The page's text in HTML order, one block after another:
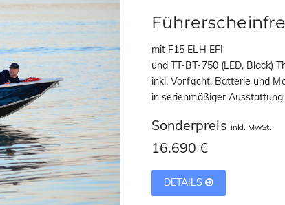
mit F15 ELH EFI
und TT-BT-750 (LED, Black)
inkl. Vorfacht, Batterie und
in serienmäßiger Ausstattung
Sonderpreis inkl. MwSt.
16.690 €
DETAILS